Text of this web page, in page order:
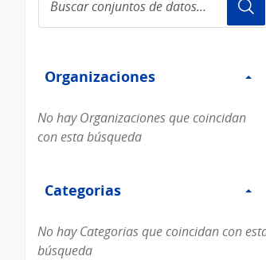
conjuntos
de
Organizaciones
Organizaciones
No hay Organizaciones que coincidan
con esta búsqueda
Categorias
Categorias
No hay Categorias que coincidan con
búsqueda